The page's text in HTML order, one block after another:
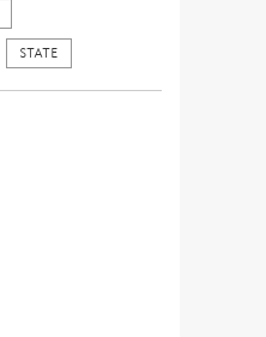
STATE